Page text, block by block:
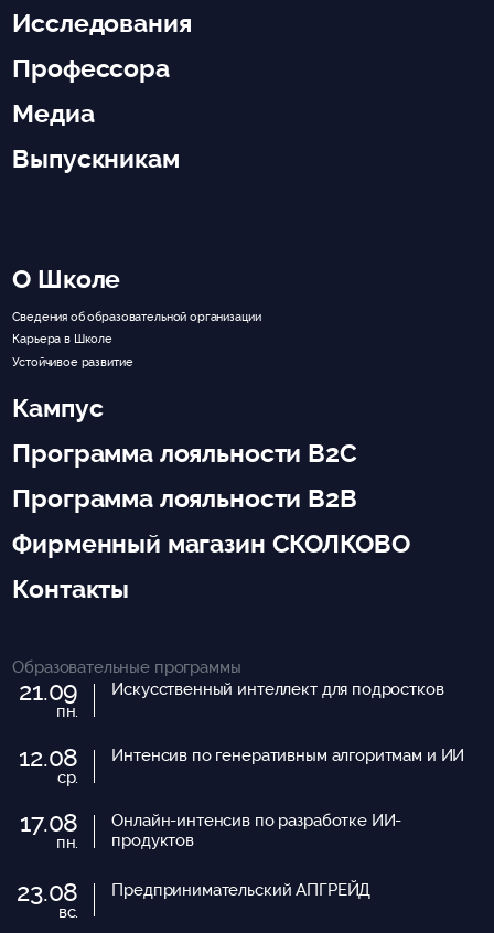
Исследования
Профессора
Медиа
Выпускникам
О Школе
Сведения об образовательной организации
Карьера в Школе
Устойчивое развитие
Кампус
Программа лояльности B2C
Программа лояльности B2B
Фирменный магазин СКОЛКОВО
Контакты
Образовательные программы
21.09
пн.
Искусственный интеллект для подростков
12.08
ср.
Интенсив по генеративным алгоритмам и ИИ
17.08
пн.
Онлайн-интенсив по разработке ИИ-
продуктов
23.08
вс.
Предпринимательский АПГРЕЙД